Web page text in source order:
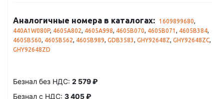
Аналогичные номера в каталогах: 1609899680,
440A1W080P, 4605A802, 4605A998, 4605B070, 4605B071 , 4605B384,
4605B560, 4605B562, 4605B989, GDB3583, GHY92648Z, GHY92648ZC,
GHY92648ZD
Безнал без НДС: 2 579 ₽
Безнал с НДС: 3 405 ₽